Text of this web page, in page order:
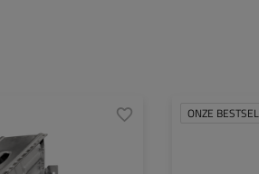
6500 kg
453 mm
ONZE